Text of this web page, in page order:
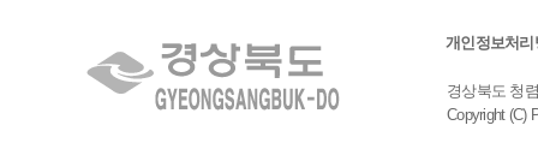
개인정보처리
경상북도 청
Copyright (C)